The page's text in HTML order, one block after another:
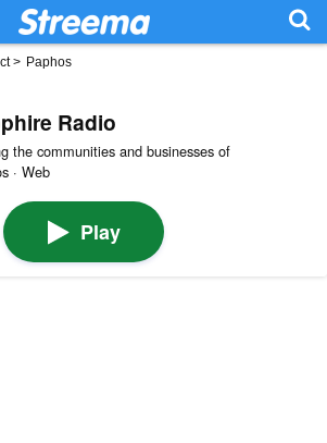
> Paphos
Radio
the communities and businesses of
· Web
Play